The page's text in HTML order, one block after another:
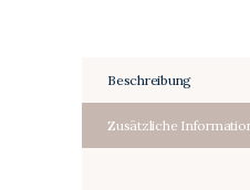
Beschreibung
Zusätzliche